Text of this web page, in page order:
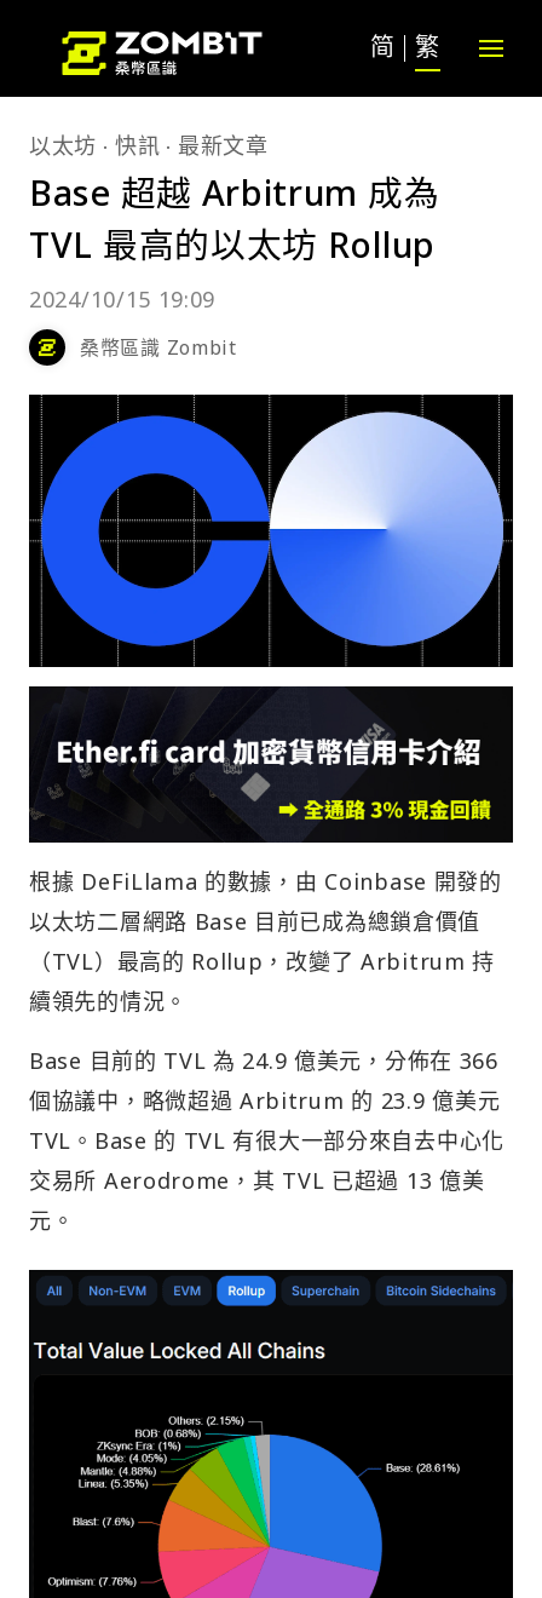
简 繁
以太坊 快訊 最新文章
Base 超越 Arbitrum 成為
TVL 最高的以太坊 Rollup
2024/10/15 19:09
桑幣區識 Zombit
根據 DeFiLlama 的數據，由 Coinbase 開發的
以太坊二層網路 Base 目前已成為總鎖倉價值
（TVL）最高的 Rollup，改變了 Arbitrum 持
續領先的情況。
Base 目前的 TVL 為 24.9 億美元，分佈在 366
個協議中，略微超過 Arbitrum 的 23.9 億美元
TVL。Base 的 TVL 有很大一部分來自去中心化
交易所 Aerodrome，其 TVL 已超過 13 億美
元。